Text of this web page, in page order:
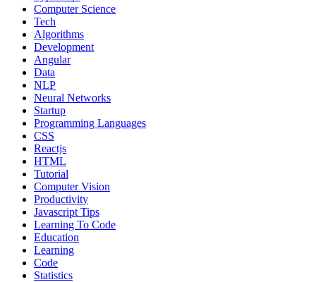
Computer Science
Tech
Algorithms
Development
Angular
Data
NLP
Neural Networks
Startup
Programming Languages
CSS
Reactjs
HTML
Tutorial
Computer Vision
Productivity
Javascript Tips
Learning To Code
Education
Learning
Code
Statistics